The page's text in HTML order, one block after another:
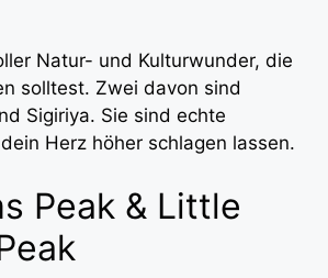
Natur- und Kulturwunder, die
solltest. Zwei davon sind
Sigiriya. Sie sind echte
Herz höher schlagen lassen.
Peak & Little